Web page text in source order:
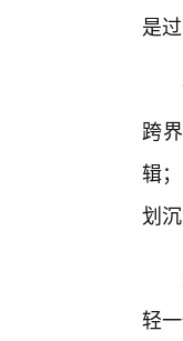
是
跨
辑
划
轻